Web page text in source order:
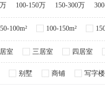
100-150万 150-300万
50-100m² 100-150m²
室 三居室 四居室
别墅 商铺 写字楼